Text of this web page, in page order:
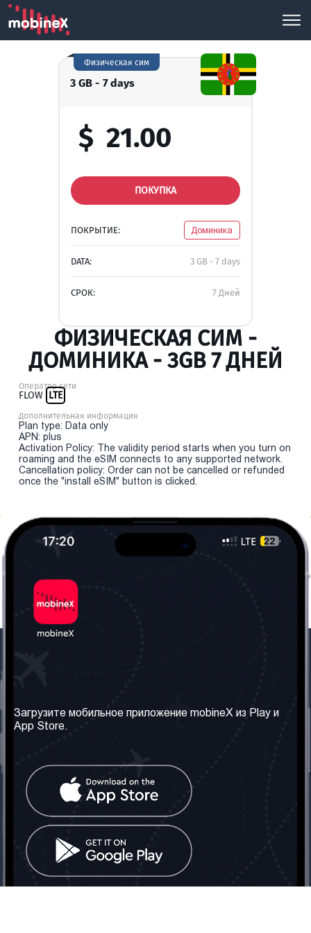
3 GB - 7 days
Физическая сим
$ 21.00
ПОКУПКА
ПОКРЫТИЕ: Доминика
DATA: 3 GB - 7 days
СРОК: 7 Дней
ФИЗИЧЕСКАЯ СИМ -
ДОМИНИКА - 3GB 7 ДНЕЙ
Оператор сети
FLOW LTE
Дополнительная информация
Plan type: Data only
APN: plus
Activation Policy: The validity period starts when you turn on
roaming and the eSIM connects to any supported network.
Cancellation policy: Order can not be cancelled or refunded
once the "install eSIM" button is clicked.
Наши сервисы
Правила и Условия
Часто задаваемые
вопросы
Контакт
Грузия: Тбилиси
Телефон: +442030340050
Email:info@mobinex.com
Социальные сети
Загрузите мобильное приложение mobineX из Play и
App Store.